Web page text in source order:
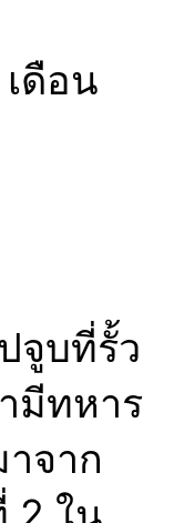
ดือน
จูบที่รั้ว
มีทหาร
จาก